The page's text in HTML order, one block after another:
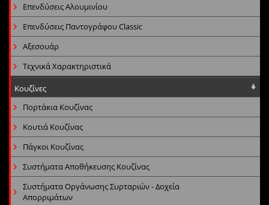
Επενδύσεις Αλουμινίου
Επενδύσεις Παντογράφου Classic
Αξεσουάρ
Τεχνικά Χαρακτηριστικά
Κουζίνες
Πορτάκια Κουζίνας
Κουτιά Κουζίνας
Πάγκοι Κουζίνας
Συστήματα Αποθήκευσης Κουζίνας
Συστήματα Οργάνωσης Συρταριών - Δοχεία
Απορριμάτων